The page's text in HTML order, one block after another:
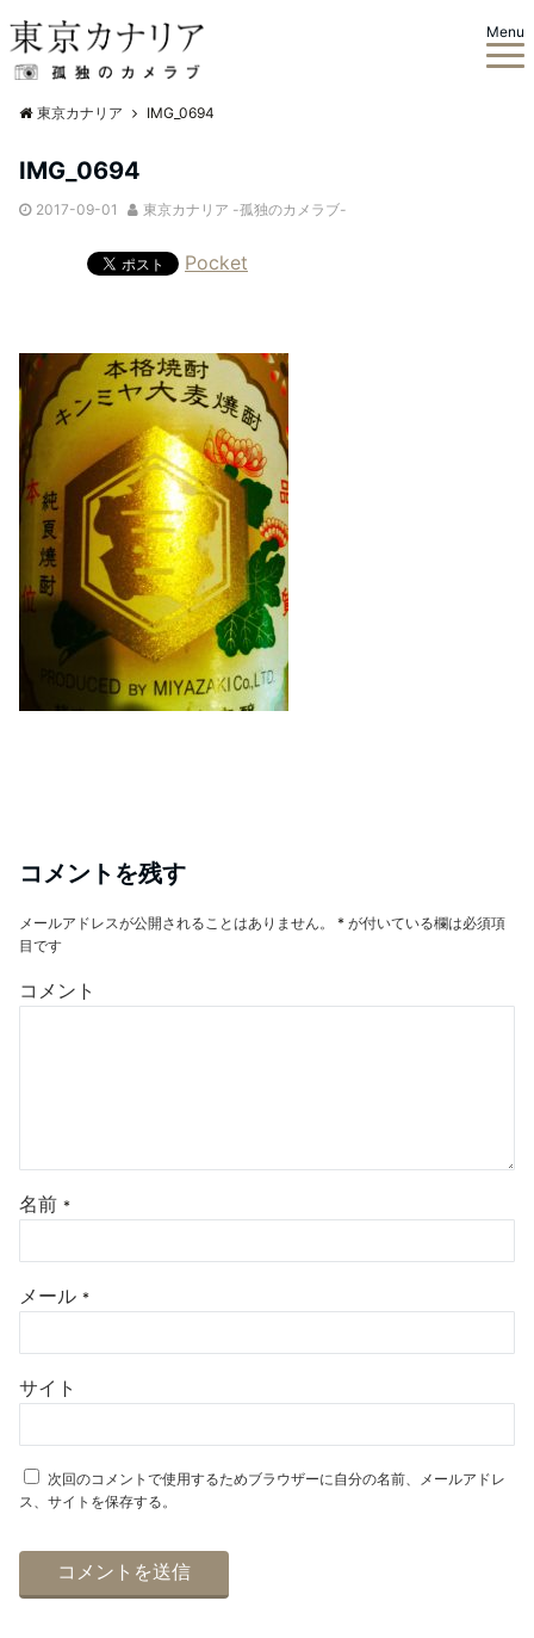
Menu
東京カナリア IMG_0694
IMG_0694
2017-09-01 東京カナリア -孤独のカメラブ-
Pocket
コメントを残す
メールアドレスが公開されることはありません。 * が付いている欄は必須項
目です
コメント
名前 *
メール *
サイト
次回のコメントで使用するためブラウザーに自分の名前、メールアドレ
ス、サイトを保存する。